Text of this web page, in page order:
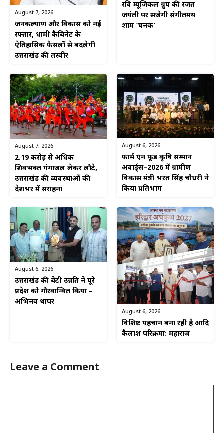
August 7, 2026
जनकल्याण और विकास को नई
रफ्तार, धामी कैबिनेट के
ऐतिहासिक फैसलों से बदलेगी
उत्तराखंड की तस्वीर
रवि म्यूजिकल ग्रुप की रजत
जयंती पर सजेगी संगीतमय
शाम ‘घनक’
August 7, 2026
2.19 करोड़ से अधिक
शिवभक्त गंगाजल लेकर लौटे,
उत्तराखंड की व्यवस्थाओं की
देशभर में सराहना
August 6, 2026
फार्म एन फूड कृषि सम्मान
अवार्ड्स–2026 में ग्रामीण
विकास मंत्री भरत सिंह चौधरी ने
किया प्रतिभाग
August 6, 2026
उत्तराखंड की बेटी उन्नति ने पूरे
प्रदेश को गौरवान्वित किया –
अभिनव थापर
August 6, 2026
विशिष्ट पहचान बना रही है आदि
कैलाश परिक्रमा: महाराज
Leave a Comment